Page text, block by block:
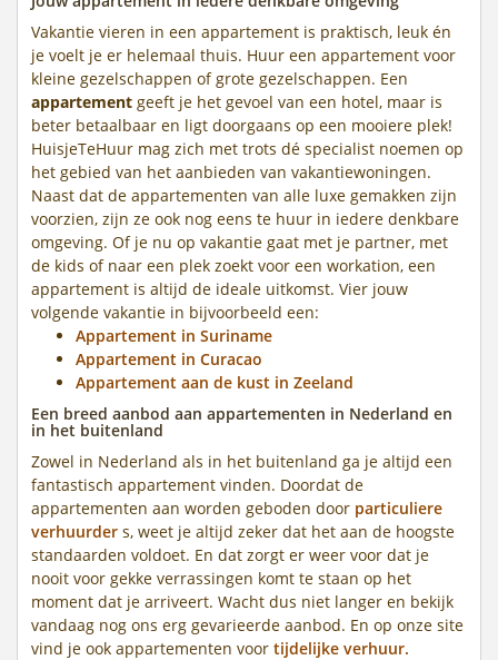
Vakantie vieren in een appartement is praktisch, leuk én
je voelt je er helemaal thuis. Huur een appartement voor
kleine gezelschappen of grote gezelschappen. Een
appartement geeft je het gevoel van een hotel, maar is
beter betaalbaar en ligt doorgaans op een mooiere plek!
HuisjeTeHuur mag zich met trots dé specialist noemen op
het gebied van het aanbieden van vakantiewoningen.
Naast dat de appartementen van alle luxe gemakken zijn
voorzien, zijn ze ook nog eens te huur in iedere denkbare
omgeving. Of je nu op vakantie gaat met je partner, met
de kids of naar een plek zoekt voor een workation, een
appartement is altijd de ideale uitkomst. Vier jouw
volgende vakantie in bijvoorbeeld een:
Appartement in Suriname
Appartement in Curacao
Appartement aan de kust in Zeeland
Een breed aanbod aan appartementen in Nederland en
in het buitenland
Zowel in Nederland als in het buitenland ga je altijd een
fantastisch appartement vinden. Doordat de
appartementen aan worden geboden door particuliere
verhuurder s, weet je altijd zeker dat het aan de hoogste
standaarden voldoet. En dat zorgt er weer voor dat je
nooit voor gekke verrassingen komt te staan op het
moment dat je arriveert. Wacht dus niet langer en bekijk
vandaag nog ons erg gevarieerde aanbod. En op onze site
vind je ook appartementen voor tijdelijke verhuur.